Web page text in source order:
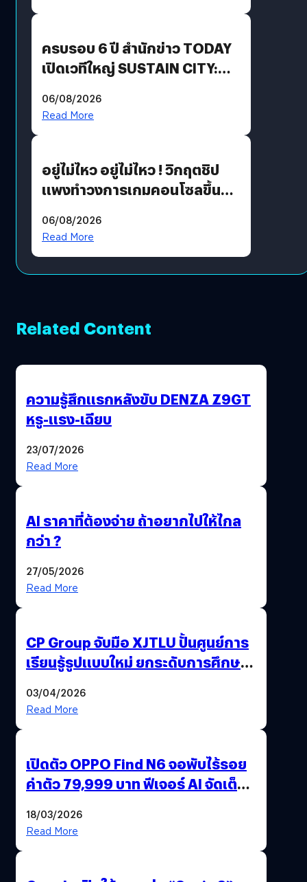
ครบรอบ 6 ปี สำนักข่าว TODAY
เปิดเวทีใหญ่ SUSTAIN CITY:
แนวทางปรับตัวสู่เศรษฐกิจสี
06/08/2026
Read More
อยู่ไม่ไหว อยู่ไม่ไหว ! วิกฤตชิป
แพงทำวงการเกมคอนโซลขึ้น
?
06/08/2026
Read More
Related Content
ความรู้สึกแรกหลังขับ DENZA Z9GT
หรู-แรง-เฉียบ
23/07/2026
Read More
AI ราคาที่ต้องจ่าย ถ้าอยากไปให้ไกล
กว่า ?
27/05/2026
Read More
CP Group จับมือ XJTLU ปั้นศูนย์การ
เรียนรู้รูปแบบใหม่ ยกระดับการศึกษา
03/04/2026
Read More
เปิดตัว OPPO Find N6 จอพับไร้รอย
ค่าตัว 79,999 บาท ฟีเจอร์ AI จัดเต็ม
18/03/2026
Read More